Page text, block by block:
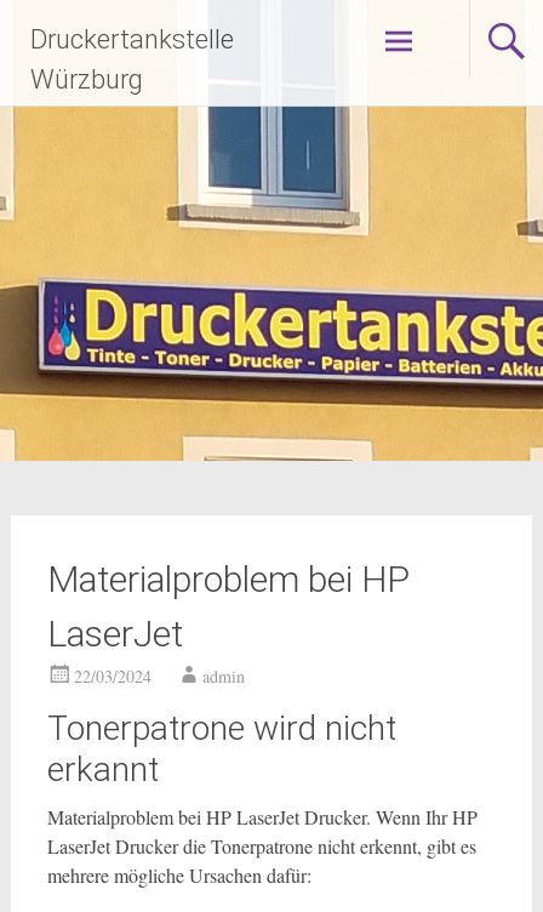
Inhalt
springen
Druckertankstelle
Würzburg
Materialproblem bei HP
LaserJet
22/03/2024 admin
Tonerpatrone wird nicht
erkannt
Materialproblem bei HP LaserJet Drucker. Wenn Ihr HP
LaserJet Drucker die Tonerpatrone nicht erkennt, gibt es
mehrere mögliche Ursachen dafür: